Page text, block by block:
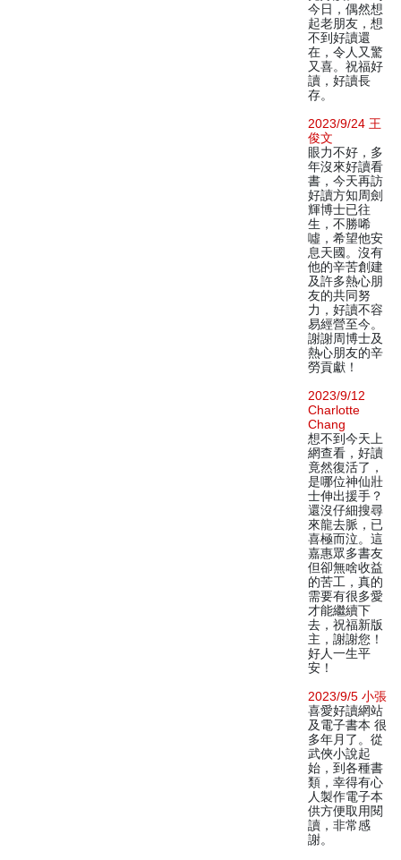
今日，偶然想
起老朋友，想
不到好讀還
在，令人又驚
又喜。祝福好
讀，好讀長
存。
2023/9/24 王
俊文
眼力不好，多
年沒來好讀看
書，今天再訪
好讀方知周劍
輝博士已往
生，不勝唏
噓，希望他安
息天國。沒有
他的辛苦創建
及許多熱心朋
友的共同努
力，好讀不容
易經營至今。
謝謝周博士及
熱心朋友的辛
勞貢獻！
2023/9/12
Charlotte
Chang
想不到今天上
網查看，好讀
竟然復活了，
是哪位神仙壯
士伸出援手？
還沒仔細搜尋
來龍去脈，已
喜極而泣。這
嘉惠眾多書友
但卻無啥收益
的苦工，真的
需要有很多愛
才能繼續下
去，祝福新版
主，謝謝您！
好人一生平
安！
2023/9/5 小張
喜愛好讀網站
及電子書本 很
多年月了。從
武俠小說起
始，到各種書
類，幸得有心
人製作電子本
供方便取用閱
讀，非常感
謝。